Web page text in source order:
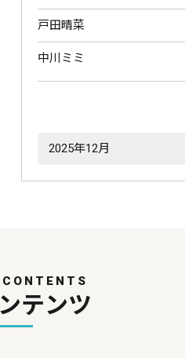
戸田晴菜
中川ミミ
テンツ